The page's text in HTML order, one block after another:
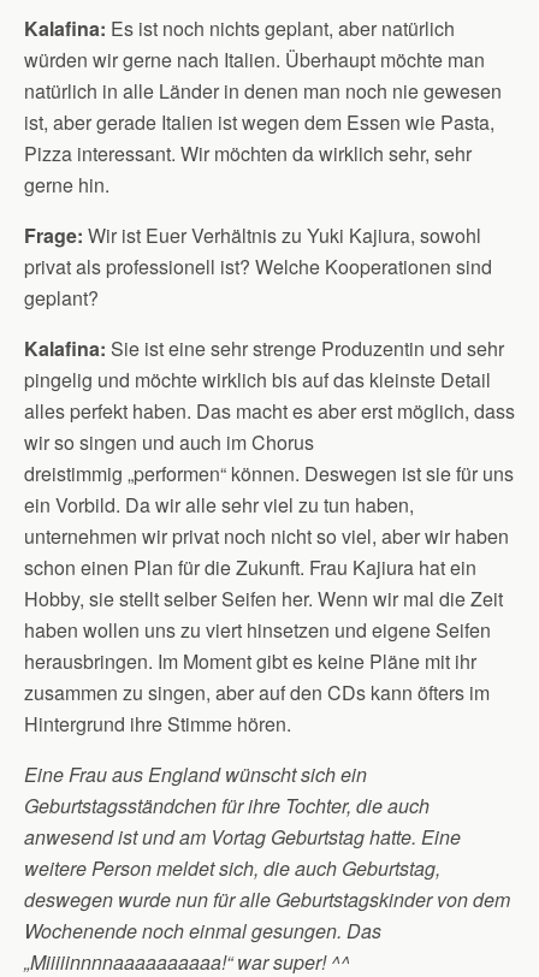
Kalafina: Es ist noch nichts geplant, aber natürlich
würden wir gerne nach Italien. Überhaupt möchte man
natürlich in alle Länder in denen man noch nie gewesen
ist, aber gerade Italien ist wegen dem Essen wie Pasta,
Pizza interessant. Wir möchten da wirklich sehr, sehr
gerne hin.
Frage: Wir ist Euer Verhältnis zu Yuki Kajiura, sowohl
privat als professionell ist? Welche Kooperationen sind
geplant?
Kalafina: Sie ist eine sehr strenge Produzentin und sehr
pingelig und möchte wirklich bis auf das kleinste Detail
alles perfekt haben. Das macht es aber erst möglich, dass
wir so singen und auch im Chorus
dreistimmig „performen“ können. Deswegen ist sie für uns
ein Vorbild. Da wir alle sehr viel zu tun haben,
unternehmen wir privat noch nicht so viel, aber wir haben
schon einen Plan für die Zukunft. Frau Kajiura hat ein
Hobby, sie stellt selber Seifen her. Wenn wir mal die Zeit
haben wollen uns zu viert hinsetzen und eigene Seifen
herausbringen. Im Moment gibt es keine Pläne mit ihr
zusammen zu singen, aber auf den CDs kann öfters im
Hintergrund ihre Stimme hören.
Eine Frau aus England wünscht sich ein
Geburtstagsständchen für ihre Tochter, die auch
anwesend ist und am Vortag Geburtstag hatte. Eine
weitere Person meldet sich, die auch Geburtstag,
deswegen wurde nun für alle Geburtstagskinder von dem
Wochenende noch einmal gesungen. Das
„Miiiiinnnnaaaaaaaaaa!“ war super! ^^